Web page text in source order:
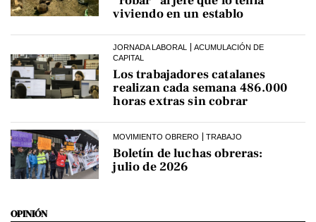
viviendo en un establo
JORNADA LABORAL
ACUMULACIÓN DE
CAPITAL
Los trabajadores catalanes
realizan cada semana 486.000
horas extras sin cobrar
MOVIMIENTO OBRERO TRABAJO
Boletín de luchas obreras:
julio de 2026
OPINIÓN